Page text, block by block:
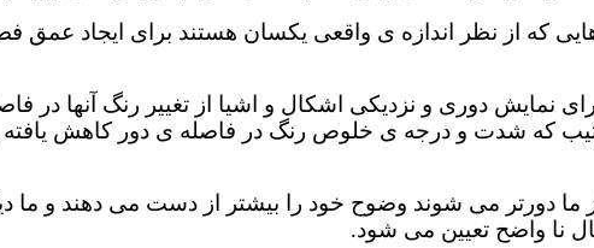
که از نظر اندازه ی واقعی یکسان هستند برای ایجاد
نمایش دوری و نزدیکی اشکال و اشیا از تغییر رنگ آنها در
که شدت و درجه ی خلوص رنگ در فاصله ی دور کاهش
ما دورتر می شوند وضوح خود را بیشتر از دست می دهند و
نا واضح تعیین می شود.